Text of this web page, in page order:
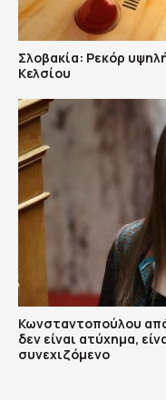
Σλοβακία: Ρεκόρ
Κελσίου
Κωνσταντοπούλου
δεν είναι ατύχημα,
συνεχιζόμενο